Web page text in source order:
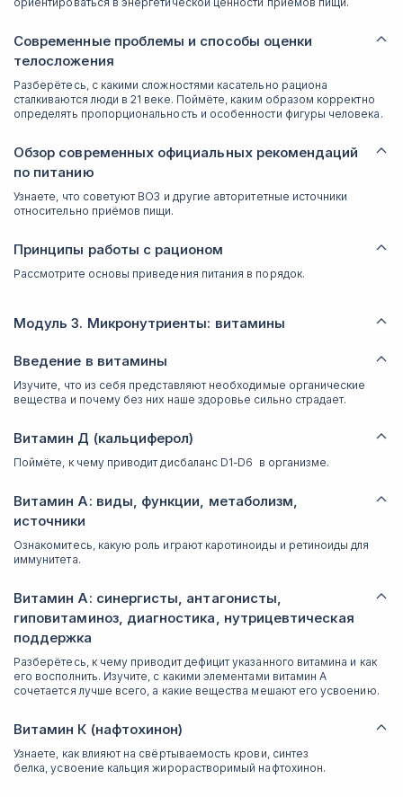
Современные проблемы и способы оценки
телосложения
Разберётесь, с какими сложностями касательно рациона
сталкиваются люди в 21 веке. Поймёте, каким образом корректно
определять пропорциональность и особенности фигуры человека.
Обзор современных официальных рекомендаций
по питанию
Узнаете, что советуют ВОЗ и другие авторитетные источники
относительно приёмов пищи.
Принципы работы с рационом
Рассмотрите основы приведения питания в порядок.
Модуль 3. Микронутриенты: витамины
Введение в витамины
Изучите, что из себя представляют необходимые органические
вещества и почему без них наше здоровье сильно страдает.
Витамин Д (кальциферол)
Поймёте, к чему приводит дисбаланс D1-D6 в организме.
Витамин А: виды, функции, метаболизм,
источники
Ознакомитесь, какую роль играют каротиноиды и ретиноиды для
иммунитета.
Витамин А: синергисты, антагонисты,
гиповитаминоз, диагностика, нутрицевтическая
поддержка
Разберётесь, к чему приводит дефицит указанного витамина и как
его восполнить. Изучите, с какими элементами витамин А
сочетается лучше всего, а какие вещества мешают его усвоению.
Витамин К (нафтохинон)
Узнаете, как влияют на свёртываемость крови, синтез
белка, усвоение кальция жирорастворимый нафтохинон.